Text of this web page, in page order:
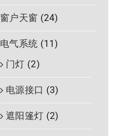
窗户天窗 (24)
电气系统 (11)
门灯 (2)
电源接口 (3)
遮阳篷灯 (2)